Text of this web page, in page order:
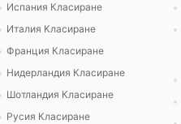
Испания Класиране
Италия Класиране
Франция Класиране
Нидерландия Класиране
Шотландия Класиране
Русия Класиране